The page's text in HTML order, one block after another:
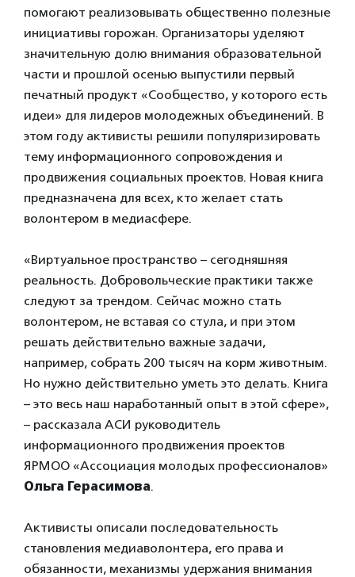
помогают реализовывать общественно полезные
инициативы горожан. Организаторы уделяют
значительную долю внимания образовательной
части и прошлой осенью выпустили первый
печатный продукт «Сообщество, у которого есть
идеи» для лидеров молодежных объединений. В
этом году активисты решили популяризировать
тему информационного сопровождения и
продвижения социальных проектов. Новая книга
предназначена для всех, кто желает стать
волонтером в медиасфере.
«Виртуальное пространство – сегодняшняя
реальность. Добровольческие практики также
следуют за трендом. Сейчас можно стать
волонтером, не вставая со стула, и при этом
решать действительно важные задачи,
например, собрать 200 тысяч на корм животным.
Но нужно действительно уметь это делать. Книга
– это весь наш наработанный опыт в этой сфере»,
– рассказала АСИ руководитель
информационного продвижения проектов
ЯРМОО «Ассоциация молодых профессионалов»
Ольга Герасимова.
Активисты описали последовательность
становления медиаволонтера, его права и
обязанности, механизмы удержания внимания